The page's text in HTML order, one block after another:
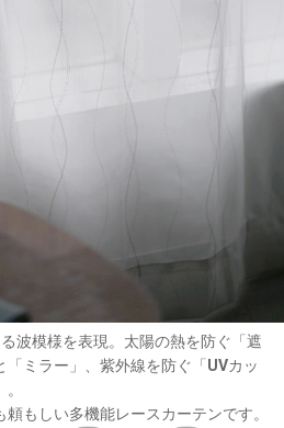
波模様を表現。太陽の熱を防ぐ「遮
ミラー」、紫外線を防ぐ「UVカッ
もしい多機能レースカーテンです。